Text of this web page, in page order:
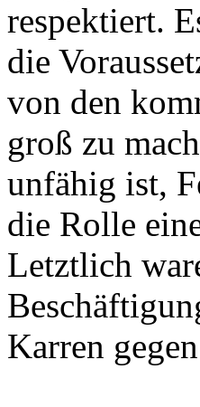
respektiert.
die
von den
groß zu
unfähig ist,
die Rolle
Letztlich
Karren